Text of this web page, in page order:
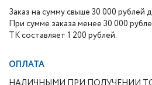
Заказ на сумму свыше 30 000 рублей
При сумме заказа менее 30 000
ТК составляет 1 200 рублей.
ОПЛАТА